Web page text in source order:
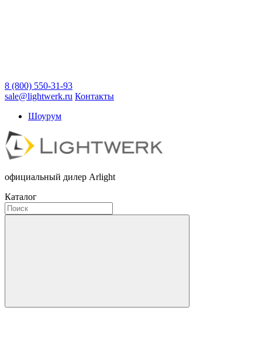
8 (800) 550-31-93
sale@lightwerk.ru Контакты
Шоурум
официальный дилер Arlight
Каталог